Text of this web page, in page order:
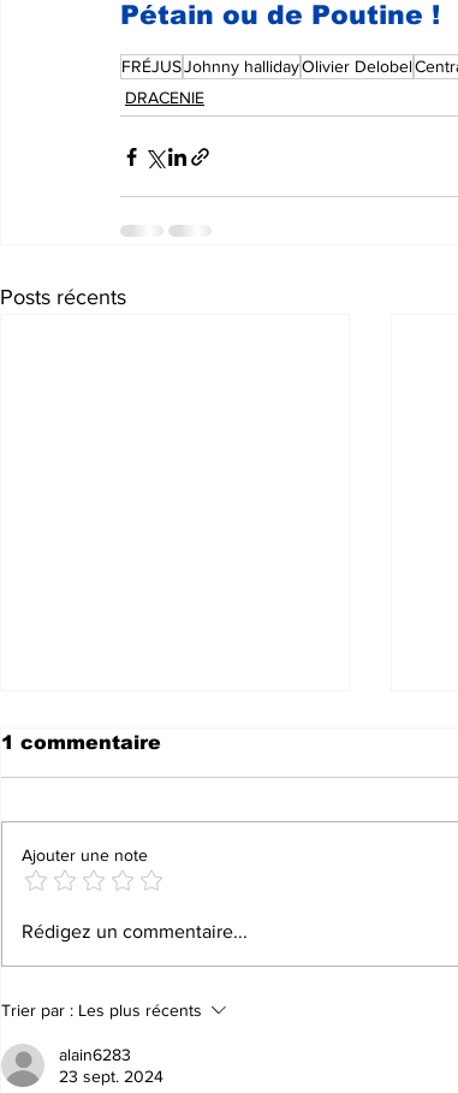
Pétain ou de Poutine !
FRÉJUSJohnny hallidayOlivier Delobel
DRACENIE
Posts récents
FÊTE DU LIVRE DE
CALLAS : SUCCÈS ET
ENGAGEMENT AFFIRME
POUR LA CULTURE
1 commentaire
Ajouter une note
Rédigez un commentaire...
Trier par : Les plus récents
alain6283
23 sept. 2024